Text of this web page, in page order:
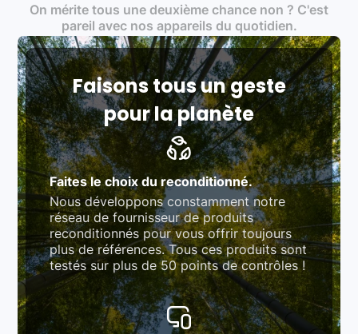
traitement des déchets électroniques (DEEE)
Produits testés et vérifiés selon des standards
rigoureux (80 à 100 points de contrôle en
fonction des produits)
Respect des normes RAEE, RoHS, et du
référentiel QualiRepar (bonus réparation)
On mérite tous une deuxième chance non ? C'est
pareil avec nos appareils du quotidien.
Faisons tous un geste
pour la planète
Faites le choix du reconditionné.
Nous développons constamment notre
réseau de fournisseur de produits
reconditionnés pour vous offrir toujours
plus de références. Tous ces produits sont
testés sur plus de 50 points de contrôles !